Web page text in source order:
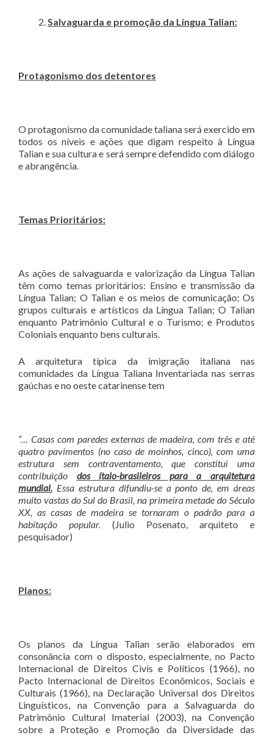
Salvaguarda e promoção da Língua Talian:
Protagonismo dos detentores
O protagonismo da comunidade taliana será exercido em
todos os níveis e ações que digam respeito à Língua
Talian e sua cultura e será sempre defendido com diálogo
e abrangência.
Temas Prioritários:
As ações de salvaguarda e valorização da Língua Talian
têm como temas prioritários: Ensino e transmissão da
Língua Talian; O Talian e os meios de comunicação; Os
grupos culturais e artísticos da Língua Talian; O Talian
enquanto Patrimônio Cultural e o Turismo; e Produtos
Coloniais enquanto bens culturais.
A arquitetura típica da imigração italiana nas
comunidades da Língua Taliana Inventariada nas serras
gaúchas e no oeste catarinense tem
“… Casas com paredes externas de madeira, com três e até
quatro pavimentos (no caso de moinhos, cinco), com uma
estrutura sem contraventamento, que constitui uma
contribuição dos ítalo-brasileiros para a arquitetura
mundial. Essa estrutura difundiu-se a ponto de, em áreas
muito vastas do Sul do Brasil, na primeira metade do Século
XX, as casas de madeira se tornaram o padrão para a
habitação popular. (Julio Posenato, arquiteto e
pesquisador)
Planos:
Os planos da Língua Talian serão elaborados em
consonância com o disposto, especialmente, no Pacto
Internacional de Direitos Civis e Políticos (1966), no
Pacto Internacional de Direitos Econômicos, Sociais e
Culturais (1966), na Declaração Universal dos Direitos
Linguísticos, na Convenção para a Salvaguarda do
Patrimônio Cultural Imaterial (2003), na Convenção
sobre a Proteção e Promoção da Diversidade das